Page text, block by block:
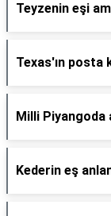
Teyzenin eşi
Texas'ın posta
Milli
Kederin eş